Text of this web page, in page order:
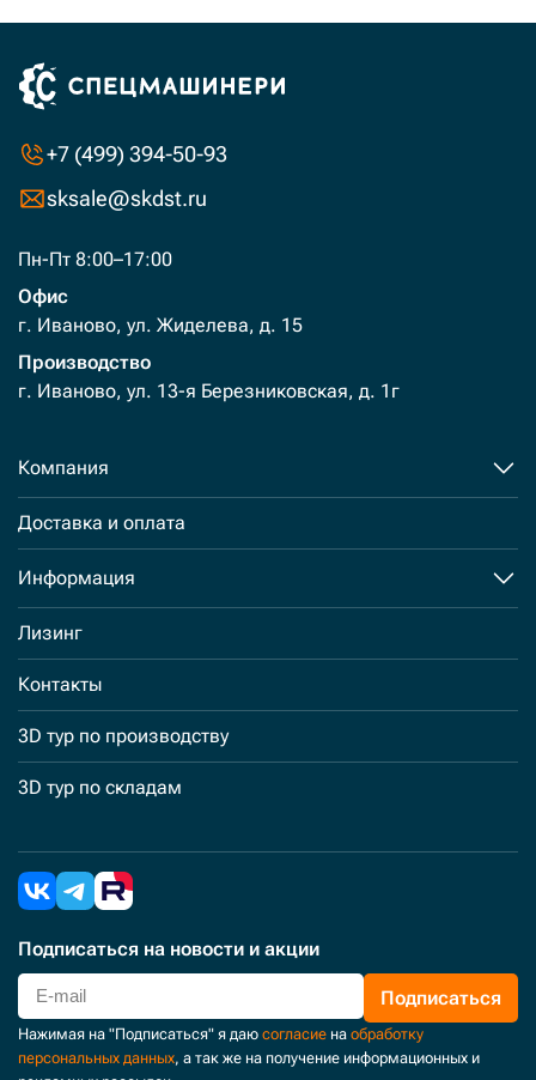
+7 (499) 394-50-93
sksale@skdst.ru
Пн-Пт 8:00–17:00
Офис
г. Иваново, ул. Жиделева, д. 15
Производство
г. Иваново, ул. 13-я Березниковская, д. 1г
Компания
Доставка и оплата
Информация
Лизинг
Контакты
3D тур по производству
3D тур по складам
Подписаться на новости и акции
Подписаться
Нажимая на "Подписаться" я даю согласие на обработку
персональных данных, а так же на получение информационных и